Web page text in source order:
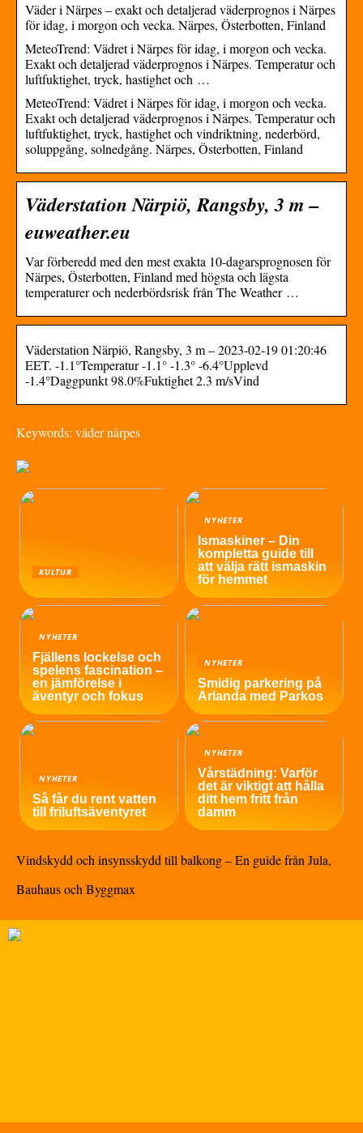
Väder i Närpes – exakt och detaljerad väderprognos i Närpes
för idag, i morgon och vecka. Närpes, Österbotten, Finland
MeteoTrend: Vädret i Närpes för idag, i morgon och vecka.
Exakt och detaljerad väderprognos i Närpes. Temperatur och
luftfuktighet, tryck, hastighet och …
MeteoTrend: Vädret i Närpes för idag, i morgon och vecka.
Exakt och detaljerad väderprognos i Närpes. Temperatur och
luftfuktighet, tryck, hastighet och vindriktning, nederbörd,
soluppgång, solnedgång. Närpes, Österbotten, Finland
Väderstation Närpiö, Rangsby, 3 m –
euweather.eu
Var förberedd med den mest exakta 10-dagarsprognosen för
Närpes, Österbotten, Finland med högsta och lägsta
temperaturer och nederbördsrisk från The Weather …
Väderstation Närpiö, Rangsby, 3 m – 2023-02-19 01:20:46
EET. -1.1°Temperatur -1.1° -1.3° -6.4°Upplevd
-1.4°Daggpunkt 98.0%Fuktighet 2.3 m/sVind
Keywords: väder närpes
KULTUR
NYHETER
Ismaskiner – Din
kompletta guide till
att välja rätt ismaskin
för hemmet
NYHETER
Fjällens lockelse och
spelens fascination –
en jämförelse i
äventyr och fokus
NYHETER
Smidig parkering på
Arlanda med Parkos
NYHETER
Så får du rent vatten
till friluftsäventyret
NYHETER
Vårstädning: Varför
det är viktigt att hålla
ditt hem fritt från
damm
Vindskydd och insynsskydd till balkong – En guide från Jula,
Bauhaus och Byggmax